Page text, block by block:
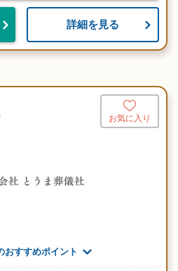
詳細を見る
お気に入り
おすすめポイント